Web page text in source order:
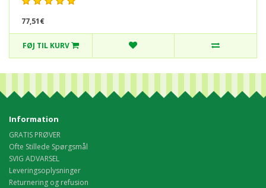
77,51€
FØJ TIL KURV
Information
GRATIS PRØVER
Ofte Stillede Spørgsmål
SVIG ADVARSEL
Leveringsoplysninger
Returnering og refusion